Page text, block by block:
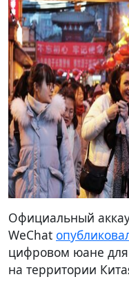
Официальный
WeChat
цифровом юане
на территории